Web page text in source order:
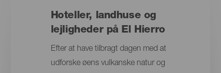
Hoteller, landhuse og
lejligheder på El Hierro
Efter at have tilbragt dagen med at
udforske øens vulkanske natur og